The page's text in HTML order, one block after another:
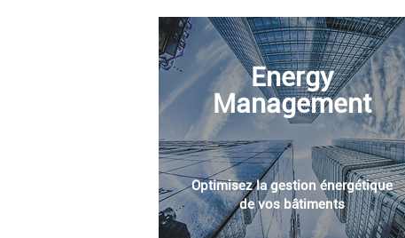
Energy
Management
Optimisez la gestion énergétique
de vos bâtiments